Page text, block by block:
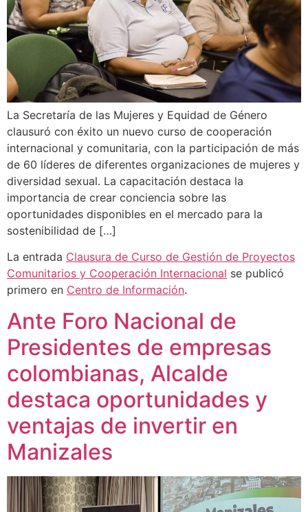
La Secretaría de las Mujeres y Equidad de Género
clausuró con éxito un nuevo curso de cooperación
internacional y comunitaria, con la participación de más
de 60 líderes de diferentes organizaciones de mujeres y
diversidad sexual. La capacitación destaca la
importancia de crear conciencia sobre las
oportunidades disponibles en el mercado para la
sostenibilidad de […]
La entrada Clausura de Curso de Gestión de Proyectos
Comunitarios y Cooperación Internacional se publicó
primero en Centro de Información.
Ante Foro Nacional de
Presidentes de empresas
colombianas, Alcalde
destaca oportunidades y
ventajas de invertir en
Manizales